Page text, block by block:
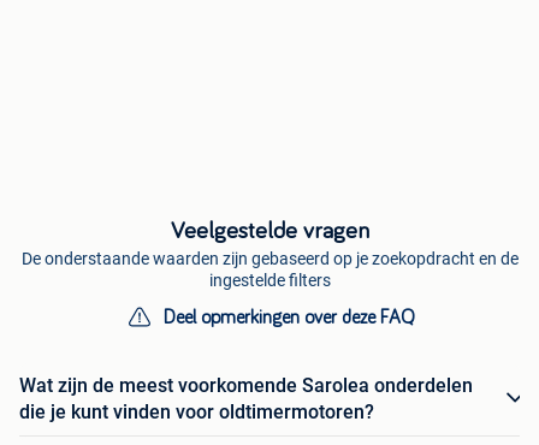
Veelgestelde vragen
De onderstaande waarden zijn gebaseerd op je zoekopdracht en de
ingestelde filters
Deel opmerkingen over deze FAQ
Wat zijn de meest voorkomende Sarolea onderdelen
die je kunt vinden voor oldtimermotoren?